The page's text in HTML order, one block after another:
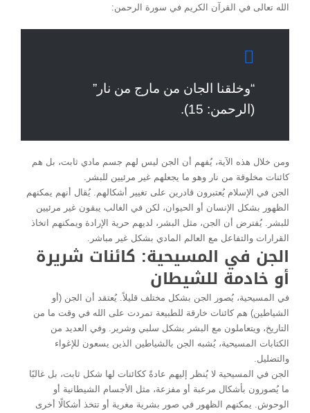
الله تعالى في القرآن الكريم في سورة الرحمن:
“وخلقنا الجان من مارج من نار”
(الرحمن: 15).
ومن خلال هذه الآية، يُفهم أن الجن ليس لهم جسم مادي ثابت، بل هم
كائنات مخلوقة من نار وهو ما يجعلهم غير مرئيين للبشر.
الجن في الإسلام يُعتبرون قادرين على تغيير أشكالهم. يُقال أنهم يمكنهم
الظهور بشكل الإنسان أو الحيوان، لكن في الغالب يبقون غير مرئيين
للبشر. يُفترض أن الجن، مثل البشر، لديهم حرية الإرادة ويمكنهم اتخاذ
القرارات والتفاعل مع العالم المادي بشكل غير مباشر.
الجن في المسيحية: كائنات شريرة
أو خادمة للشيطان
في المسيحية، يُصور الجن بشكل مختلف قليلاً. يُعتقد أن الجن (أو
الشياطين) هم كائنات خارقة للطبيعة تمردت على الله في وقت ما من
التاريخ، ويتعاملون مع البشر بشكل سلبي وشرير. وفي العديد من
الكتابات المسيحية، يُشبه الجن بالشياطين الذين يسعون للإغواء
والتضليل.
الجن في المسيحية لا يُنظر إليهم عادةً ككائنات لها شكل ثابت، بل غالبًا
ما يُصورون بأشكال مرعبة أو مفزعة، مثل الأجسام الشيطانية أو
الوحوش. يمكنهم الظهور في صور بشرية مغرية أو تتخذ أشكالًا أخرى